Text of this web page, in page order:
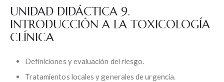
UNIDAD DIDÁCTICA 9.
INTRODUCCIÓN A LA TOXICOLOGÍA
CLÍNICA
Definiciones y evaluación del riesgo.
Tratamientos locales y generales de urgencia.